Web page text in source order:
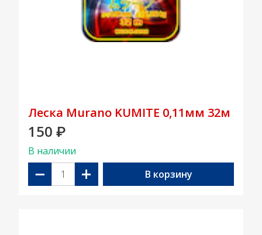
Леска Murano KUMITE 0,11мм 32м
150 ₽
В наличии
− + В корзину